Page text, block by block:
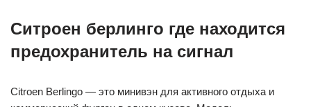
Ситроен берлинго где находится
предохранитель на сигнал
Citroen Berlingo — это минивэн для активного отдыха и